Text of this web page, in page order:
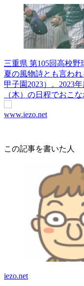
三重県 第105回高校野
夏の風物詩とも言わ
甲子園2023）。2023
（木）の日程でおこ
www.iezo.net
この記事を書いた人
iezo.net